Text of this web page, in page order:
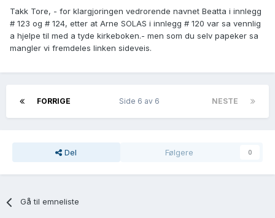
Takk Tore, - for klargjoringen vedrorende navnet Beatta i innlegg
# 123 og # 124, etter at Arne SOLAS i innlegg # 120 var sa vennlig
a hjelpe til med a tyde kirkeboken.- men som du selv papeker sa
mangler vi fremdeles linken sideveis.
FORRIGE NESTE
Side 6 av 6
Del Følgere 0
Gå til emneliste